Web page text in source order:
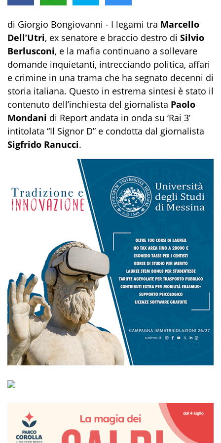
di Giorgio Bongiovanni - I legami tra Marcello
Dell’Utri, ex senatore e braccio destro di Silvio
Berlusconi, e la mafia continuano a sollevare
domande inquietanti, intrecciando politica, affari
e crimine in una trama che ha segnato decenni di
storia italiana. Questo in estrema sintesi è stato il
contenuto dell’inchiesta del giornalista Paolo
Mondani di Report andata in onda su ‘Rai 3’
intitolata “Il Signor D” e condotta dal giornalista
Sigfrido Ranucci.